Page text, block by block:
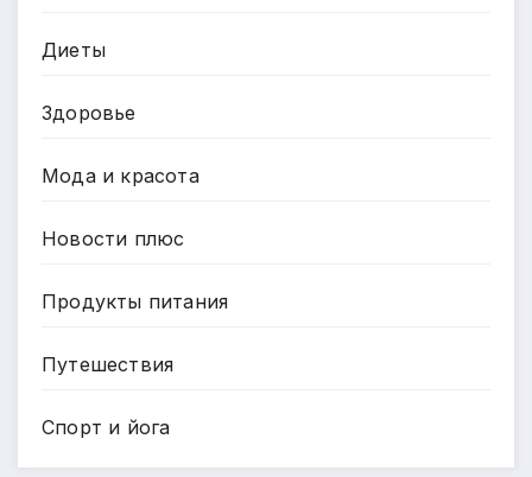
Диеты
Здоровье
Мода и красота
Новости плюс
Продукты питания
Путешествия
Спорт и йога